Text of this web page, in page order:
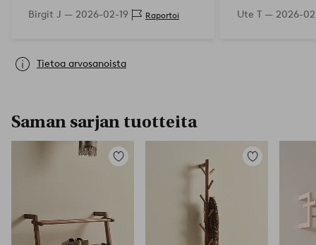
Birgit J — 2026-02-19 Raportoi Ute T — 2026-
Tietoa arvosanoista
Saman sarjan tuotteita
Lisää
Lisää